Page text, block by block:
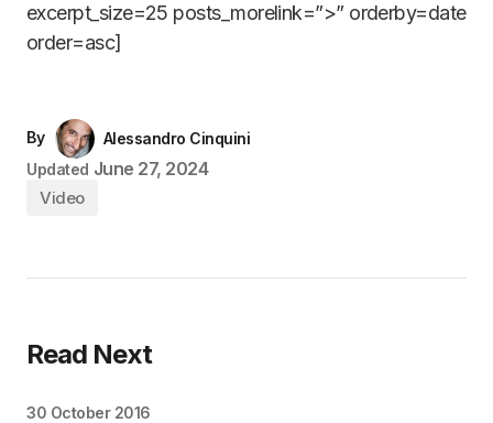
excerpt_size=25 posts_morelink=”>” orderby=date
order=asc]
By
Alessandro Cinquini
Updated June 27, 2024
Video
Read Next
30 October 2016